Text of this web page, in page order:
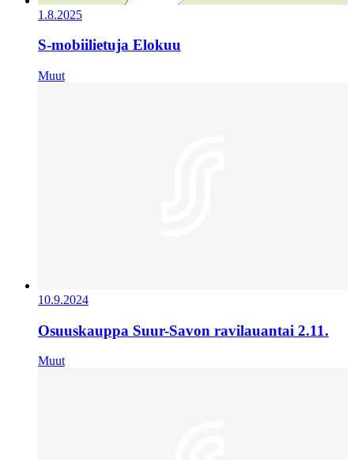
1.8.2025
S-mobiilietuja Elokuu
Muut
10.9.2024
Osuuskauppa Suur-Savon ravilauantai 2.11.
Muut